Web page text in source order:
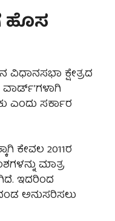
ಹೊಸ
ಕ್ಷೇತ್ರದ
ವಾರ್ಡ್’ಗಳಾಗಿ
ಎಂದು ಸರ್ಕಾರ
ಕೇವಲ 2011ರ
ಮಾತ್ರ
ಇದರಿಂದ
ಅನುಸರಿಸಲು